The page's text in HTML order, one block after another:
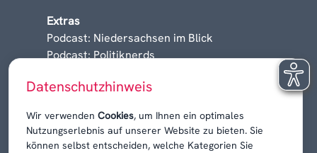
Datenschutzhinweis
Wir verwenden Cookies, um Ihnen ein optimales
Nutzungserlebnis auf unserer Website zu bieten. Sie
können selbst entscheiden, welche Kategorien Sie
Extras
Podcast: Niedersachsen im Blick
Podcast: Politiknerds
Karrieren, Krisen & Kontroversen